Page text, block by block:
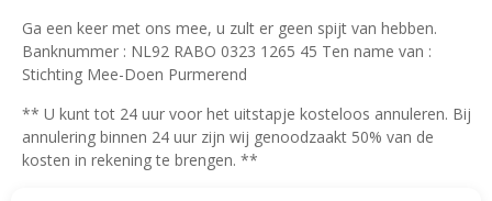
Ga een keer met ons mee, u zult er geen spijt van hebben.
Banknummer : NL92 RABO 0323 1265 45 Ten name van :
Stichting Mee-Doen Purmerend
** U kunt tot 24 uur voor het uitstapje kosteloos annuleren. Bij
annulering binnen 24 uur zijn wij genoodzaakt 50% van de
kosten in rekening te brengen. **